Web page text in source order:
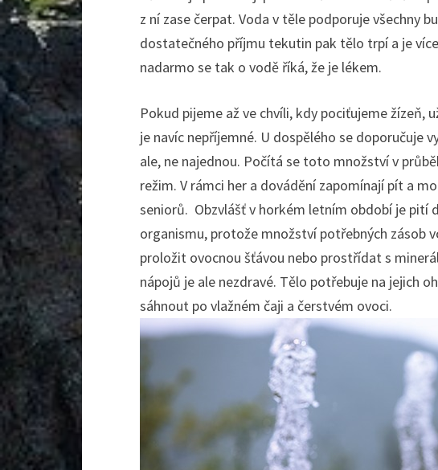
z ní zase čerpat. Voda v těle podporuje všechny
dostatečného příjmu tekutin pak tělo trpí a je
nadarmo se tak o vodě říká, že je lékem.
Pokud pijeme až ve chvíli, kdy pociťujeme žízeň,
je navíc nepříjemné. U dospělého se doporučuje
ale, ne najednou. Počítá se toto množství v
režim. V rámci her a dovádění zapomínají pít a
seniorů. Obzvlášť v horkém letním období je pití
organismu, protože množství potřebných zásob
proložit ovocnou šťávou nebo prostřídat s
nápojů je ale nezdravé. Tělo potřebuje na jejich
sáhnout po vlažném čaji a čerstvém ovoci.